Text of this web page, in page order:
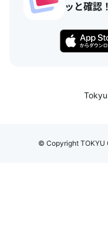
ッと確認！
© Copyright TOKYU